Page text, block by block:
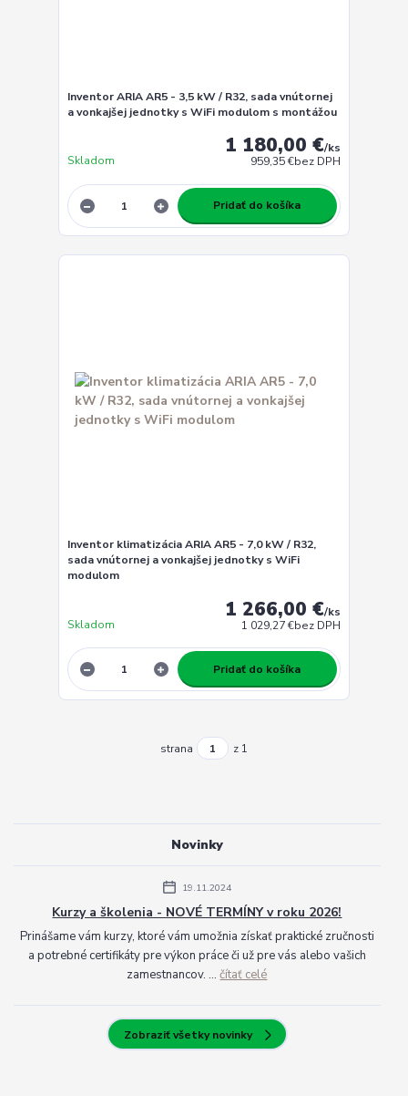
Inventor ARIA AR5 - 3,5 kW / R32, sada vnútornej
a vonkajšej jednotky s WiFi modulom s montážou
1 180,00 €/ks
959,35 €bez DPH
Skladom
Pridať do košíka
Inventor klimatizácia ARIA AR5 - 7,0 kW / R32,
sada vnútornej a vonkajšej jednotky s WiFi
modulom
1 266,00 €/ks
1 029,27 €bez DPH
Skladom
Pridať do košíka
strana z 1
Novinky
19.11.2024
Kurzy a školenia - NOVÉ TERMÍNY v roku 2026!
Prinášame vám kurzy, ktoré vám umožnia získať praktické zručnosti
a potrebné certifikáty pre výkon práce či už pre vás alebo vašich
zamestnancov. ...čítať celé
Zobraziť všetky novinky